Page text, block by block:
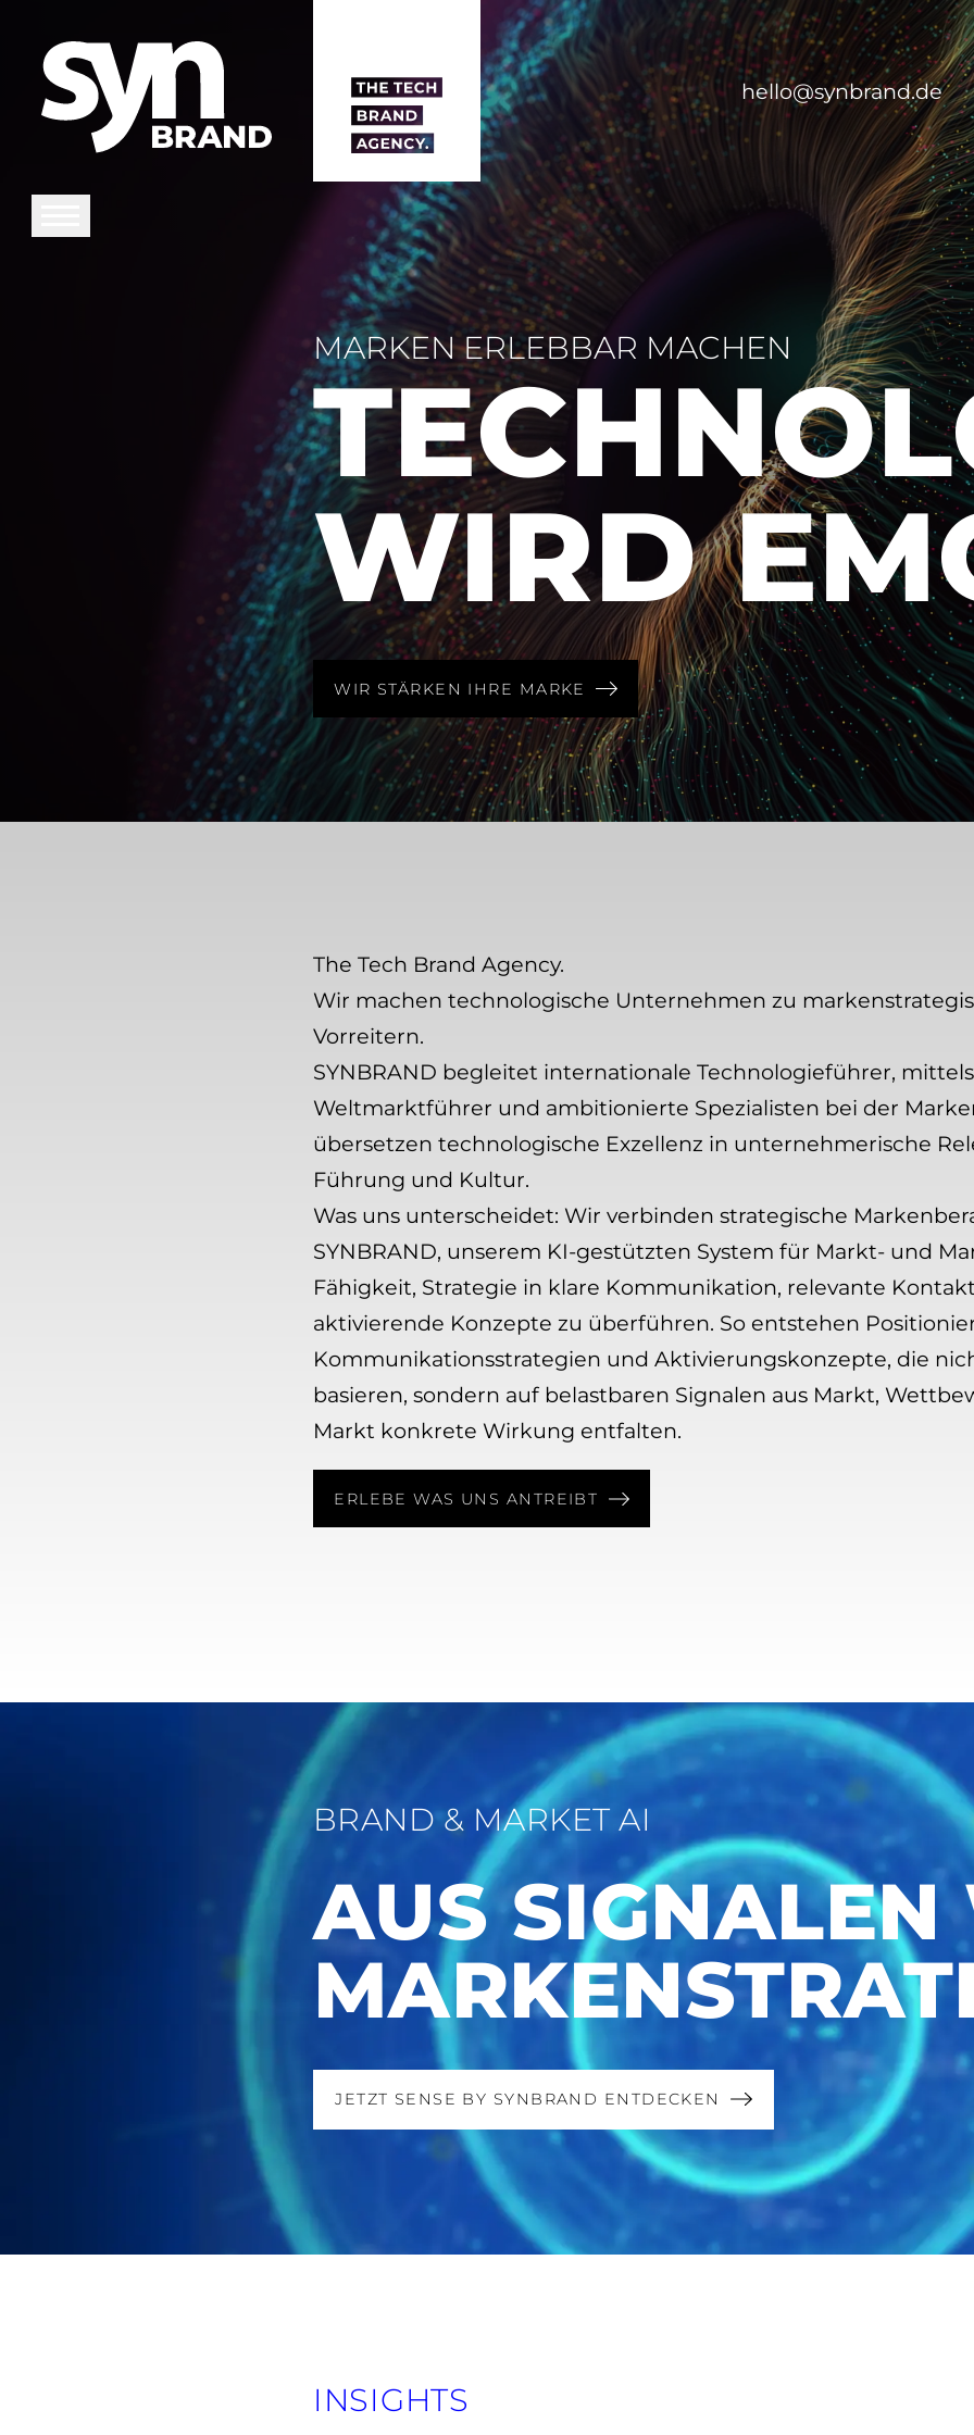
Diese Webseite verwendet Cookies
hello@synbrand.de
MARKEN ERLEBBAR MACHEN
WIRD
WIR STÄRKEN IHRE MARKE
The Tech Brand Agency.
Wir machen technologische Unternehmen zu
Vorreitern.
SYNBRAND begleitet internationale Technologieführer,
Weltmarktführer und ambitionierte Spezialisten bei der
übersetzen technologische Exzellenz in unternehmerische
Führung und Kultur.
Was uns unterscheidet: Wir verbinden strategische
SYNBRAND, unserem KI-gestützten System für Markt- und
Fähigkeit, Strategie in klare Kommunikation, relevante
aktivierende Konzepte zu überführen. So entstehen
Kommunikationsstrategien und Aktivierungskonzepte, die
basieren, sondern auf belastbaren Signalen aus Markt,
Markt konkrete Wirkung entfalten.
ERLEBE WAS UNS ANTREIBT
BRAND & MARKET AI
AUS
JETZT SENSE BY SYNBRAND ENTDECKEN
INSIGHTS
Juli 17, 2026 - 7 Min Lesezeit